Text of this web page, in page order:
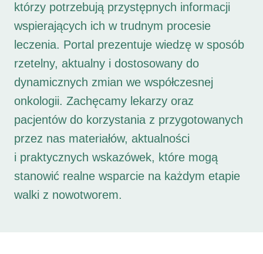
którzy potrzebują przystępnych informacji
wspierających ich w trudnym procesie
leczenia. Portal prezentuje wiedzę w sposób
rzetelny, aktualny i dostosowany do
dynamicznych zmian we współczesnej
onkologii. Zachęcamy lekarzy oraz
pacjentów do korzystania z przygotowanych
przez nas materiałów, aktualności
i praktycznych wskazówek, które mogą
stanowić realne wsparcie na każdym etapie
walki z nowotworem.